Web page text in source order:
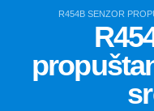
R454B SENZOR